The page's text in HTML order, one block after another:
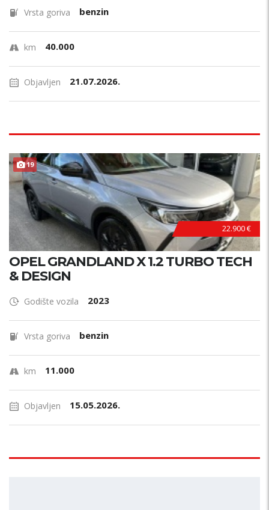
Vrsta goriva benzin
km 40.000
Objavljen 21.07.2026.
19
22.900 €
OPEL GRANDLAND X 1.2 TURBO TECH
& DESIGN
Godište vozila 2023
Vrsta goriva benzin
km 11.000
Objavljen 15.05.2026.